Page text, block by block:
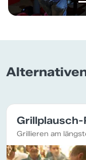
Grillplausch-
Grillieren am